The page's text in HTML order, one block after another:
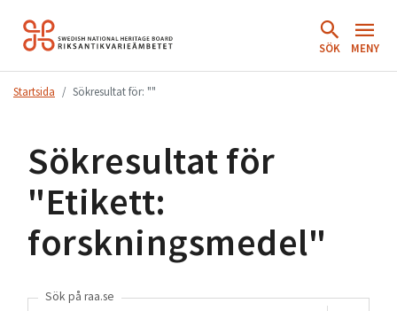
Hoppa
till
SÖK MENY
Startsida Sökresultat för: ""
Sökresultat för
"Etikett:
forskningsmedel"
Sök på raa.se